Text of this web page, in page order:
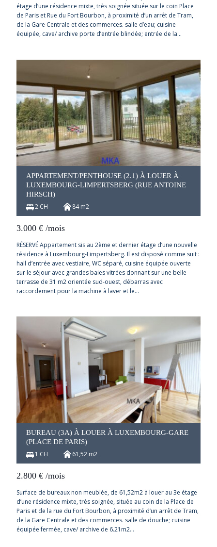
étage d’une résidence mixte, très soignée située sur le coin Place
de Paris et Rue du Fort Bourbon, à proximité d’un arrêt de Tram,
de la Gare Centrale et des commerces. salle d’eau; cuisine
équipée, cave/ archive porte d’entrée blindée; entrée de la…
APPARTEMENT/PENTHOUSE (2.1) À LOUER À
LUXEMBOURG-LIMPERTSBERG (RUE ANTOINE
HIRSCH)
2 CH 84 m2
3.000€ /mois
RÉSERVÉ Appartement sis au 2ème et dernier étage d’une nouvelle
résidence à Luxembourg-Limpertsberg. Il est disposé comme suit :
hall d’entrée avec vestiaire, WC séparé, cuisine équipée ouverte
sur le séjour avec grandes baies vitrées donnant sur une belle
terrasse de 31 m2 orientée sud-ouest, débarras avec
raccordement pour la machine à laver et le…
BUREAU (3A) À LOUER À LUXEMBOURG-GARE
(PLACE DE PARIS)
1 CH 61,52 m2
2.800€ /mois
Surface de bureaux non meublée, de 61,52m2 à louer au 3e étage
d’une résidence mixte, très soignée, située au coin de la Place de
Paris et de la rue du Fort Bourbon, à proximité d’un arrêt de Tram,
de la Gare Centrale et des commerces. salle de douche; cuisine
équipée fermée, cave/ archive de 6.21m2…